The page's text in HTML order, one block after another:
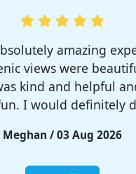
much! I rented a
and big enough.
you need to bring
sure!!
Rieko / 28 Jul 2026